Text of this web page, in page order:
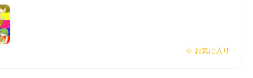
☆ お気に入り